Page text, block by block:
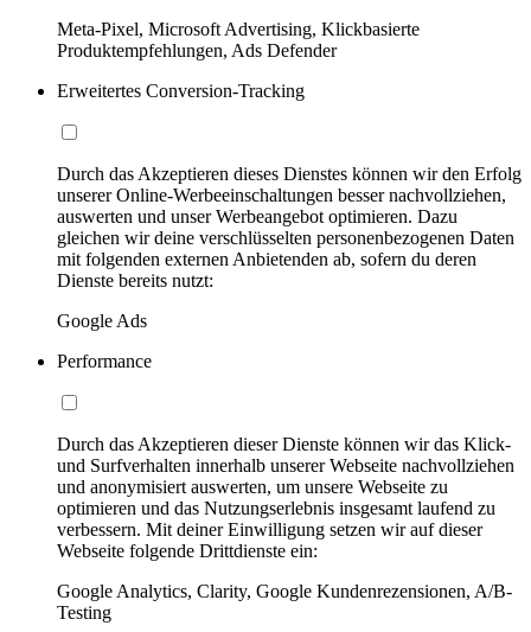
Meta-Pixel, Microsoft Advertising, Klickbasierte
Produktempfehlungen, Ads Defender
Erweitertes Conversion-Tracking
Durch das Akzeptieren dieses Dienstes können wir den Erfolg
unserer Online-Werbeeinschaltungen besser nachvollziehen,
auswerten und unser Werbeangebot optimieren. Dazu
gleichen wir deine verschlüsselten personenbezogenen Daten
mit folgenden externen Anbietenden ab, sofern du deren
Dienste bereits nutzt:
Google Ads
Performance
Durch das Akzeptieren dieser Dienste können wir das Klick-
und Surfverhalten innerhalb unserer Webseite nachvollziehen
und anonymisiert auswerten, um unsere Webseite zu
optimieren und das Nutzungserlebnis insgesamt laufend zu
verbessern. Mit deiner Einwilligung setzen wir auf dieser
Webseite folgende Drittdienste ein:
Google Analytics, Clarity, Google Kundenrezensionen, A/B-
Testing